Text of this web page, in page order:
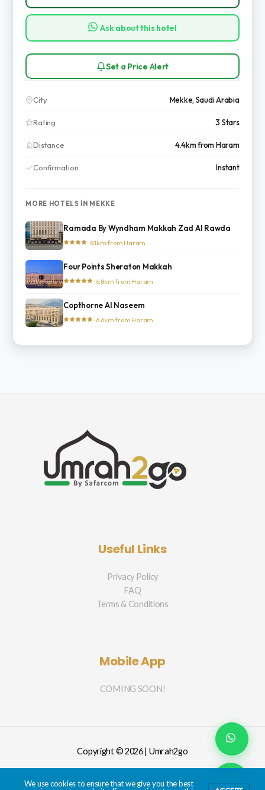
Ask about this hotel
Set a Price Alert
City Mekke, Saudi Arabia
Rating 3 Stars
Distance 4.4km from Haram
Confirmation Instant
MORE HOTELS IN MEKKE
Ramada By Wyndham Makkah Zad Al Rawda
· 8.1km from Haram
Four Points Sheraton Makkah
· 6.8km from Haram
Copthorne Al Naseem
· 6.6km from Haram
Useful Links
Privacy Policy
FAQ
Terms & Conditions
Mobile App
COMING SOON!
Copyright © 2026 | Umrah2go
We use cookies to ensure that we give you the best